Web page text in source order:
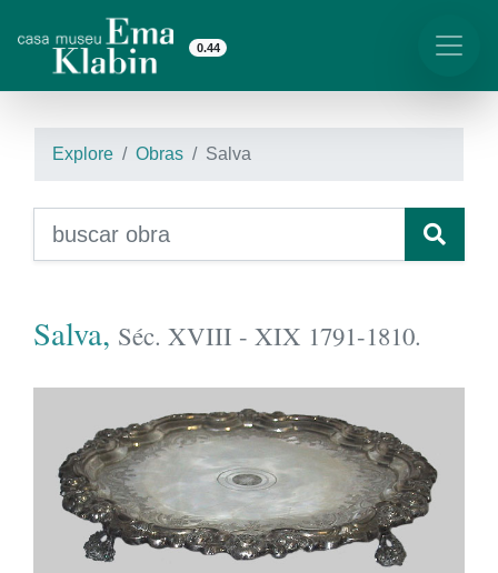
0.44
Explore Obras Salva
Salva, Séc. XVIII - XIX 1791-1810.